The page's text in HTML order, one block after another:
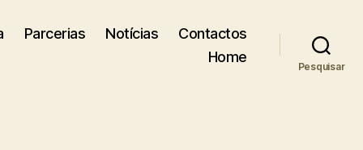
Parcerias Notícias
Contactos
Home
Pesquisar